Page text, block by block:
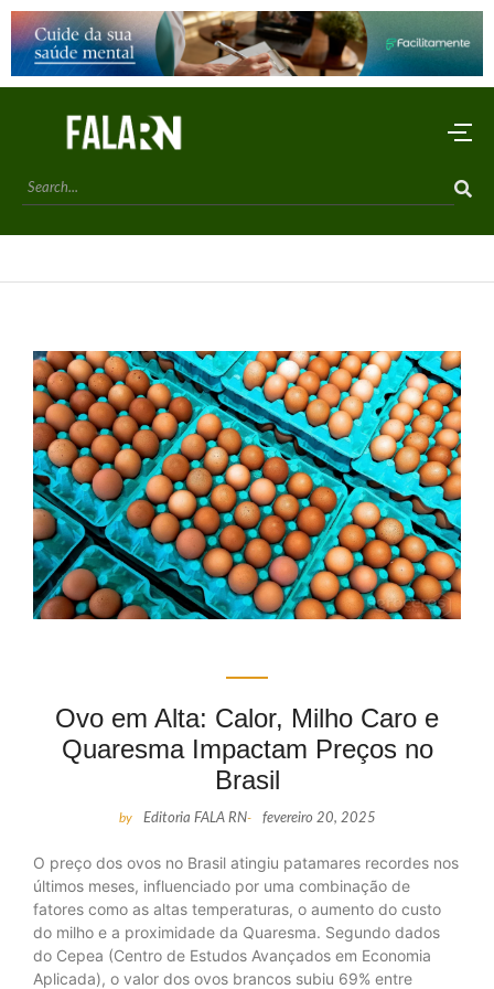
Ovo em Alta: Calor, Milho Caro e
Quaresma Impactam Preços no
Brasil
by Editoria FALA RN- fevereiro 20, 2025
O preço dos ovos no Brasil atingiu patamares recordes nos
últimos meses, influenciado por uma combinação de
fatores como as altas temperaturas, o aumento do custo
do milho e a proximidade da Quaresma. Segundo dados
do Cepea (Centro de Estudos Avançados em Economia
Aplicada), o valor dos ovos brancos subiu 69% entre